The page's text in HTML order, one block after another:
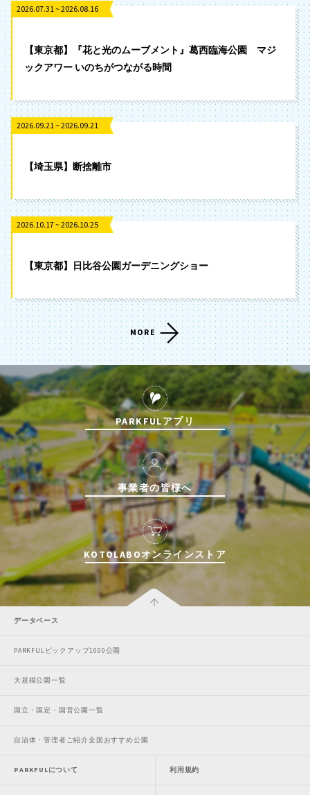
2026.07.31 ~ 2026.08.16
【東京都】『花と光のムーブメント』葛西臨海公園 マジ
ックアワー いのちがつながる時間
2026.09.21 ~ 2026.09.21
【埼玉県】断捨離市
2026.10.17 ~ 2026.10.25
【東京都】日比谷公園ガーデニングショー
MORE
PARKFULアプリ
事業者の皆様へ
KOTOLABOオンラインストア
データベース
PARKFULピックアップ1000公園
大規模公園一覧
国立・国定・国営公園一覧
自治体・管理者ご紹介全国おすすめ公園
PARKFULについて 利用規約